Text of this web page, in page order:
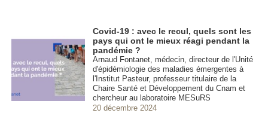
Covid-19 : avec le recul, quels sont les
pays qui ont le mieux réagi pendant la
pandémie ?
Arnaud Fontanet, médecin, directeur de l'Unité
d'épidémiologie des maladies émergentes à
l'Institut Pasteur, professeur titulaire de la
Chaire Santé et Développement du Cnam et
chercheur au laboratoire MESuRS
20 décembre 2024